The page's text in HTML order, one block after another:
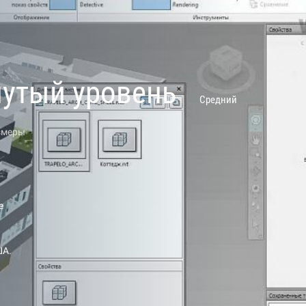
уровень Средний